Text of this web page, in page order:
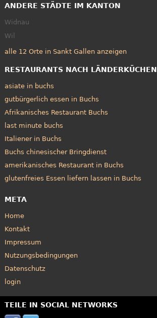
ANDERE STÄDTE IM KANTON
Widnau
Wil
alle 12 Orte in Sankt Gallen anzeigen
RESTAURANTS NACH LÄNDERKÜCHEN
asiate in buchs
gutbürgerlich essen in Buchs
Afrikanisches Restaurant Buchs
last minute buchs
Italiener in Buchs
Buchs chinesischer Bringdienst
amerikanisches Restaurant in Buchs
glutenfreies Essen liefern lassen in Buchs
META
Home
Kontakt
Impressum
Nutzungsbedingungen
Datenschutz
login
TEILE IN SOCIAL NETWORKS